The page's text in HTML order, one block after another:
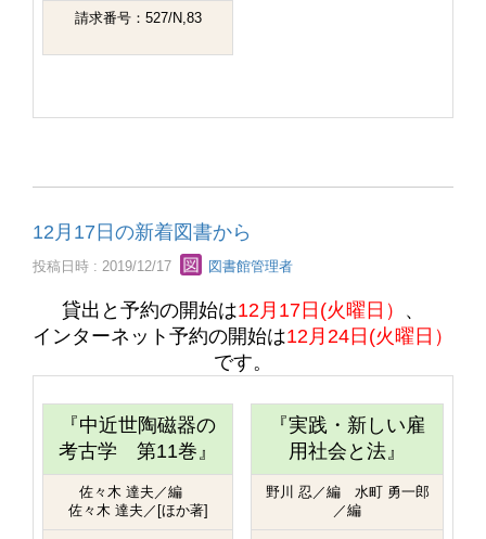
請求番号：527/N,83
12月17日の新着図書から
投稿日時 : 2019/12/17 図書館管理者
貸出と予約の開始は12月17日(火曜日） 、
インターネット予約の開始は12月24日(火曜日）
です。
『中近世陶磁器の
考古学 第11巻』
佐々木 達夫／編
佐々木 達夫／[ほか著]
『実践・新しい雇
用社会と法』
野川 忍／編 水町 勇一郎
／編